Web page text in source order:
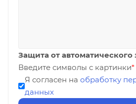
Защита от автоматического
Введите символы с картинки*
Я согласен на обработку
данных